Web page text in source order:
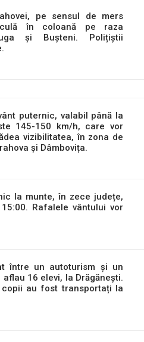
pe sensul de mers
în coloană pe raza
și Bușteni. Polițiștii
puternic, valabil până la
145-150 km/h, care vor
vizibilitatea, în zona de
și Dâmbovița.
la munte, în zece județe,
Rafalele vântului vor
între un autoturism și un
16 elevi, la Drăgănești.
au fost transportați la